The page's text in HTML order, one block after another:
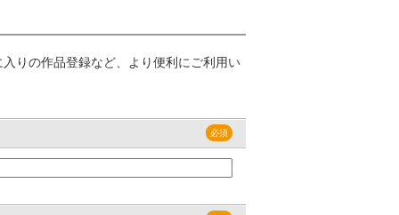
りの作品登録など、より便利にご利用い